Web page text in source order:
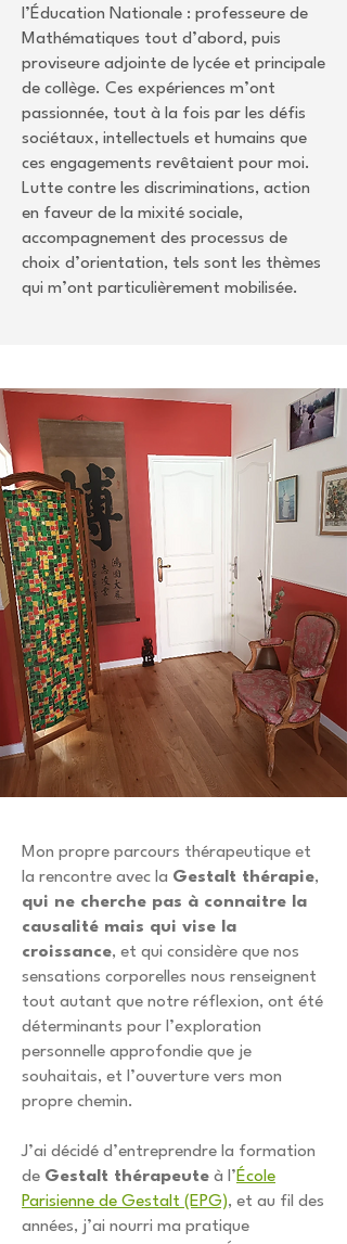
l’Éducation Nationale : professeure de
Mathématiques tout d’abord, puis
proviseure adjointe de lycée et principale
de collège. Ces expériences m’ont
passionnée, tout à la fois par les défis
sociétaux, intellectuels et humains que
ces engagements revêtaient pour moi.
Lutte contre les discriminations, action
en faveur de la mixité sociale,
accompagnement des processus de
choix d’orientation, tels sont les thèmes
qui m’ont particulièrement mobilisée.
Mon propre parcours thérapeutique et
la rencontre avec la Gestalt thérapie,
qui ne cherche pas à connaitre la
causalité mais qui vise la
croissance, et qui considère que nos
sensations corporelles nous renseignent
tout autant que notre réflexion, ont été
déterminants pour l’exploration
personnelle approfondie que je
souhaitais, et l’ouverture vers mon
propre chemin.
J’ai décidé d’entreprendre la formation
de Gestalt thérapeute à l’École
Parisienne de Gestalt (EPG), et au fil des
années, j’ai nourri ma pratique